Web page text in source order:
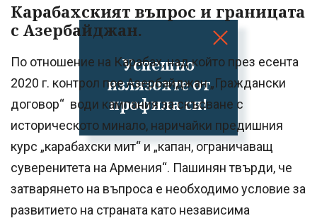
Успешно
излязохте от
профила си!
Карабахският въпрос и границата
с Азербайджан.
По отношение на Карабах, над който през есента
2020 г. контрол пое Азербайджан „Граждански
договор“ води кампания за скъсване с
историческото минало, наричайки предишния
курс „карабахски мит“ и „капан, ограничаващ
суверенитета на Армения“. Пашинян твърди, че
затварянето на въпроса е необходимо условие за
развитието на страната като независима